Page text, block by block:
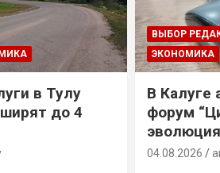
в Тулу
до 4
ВЫБОР
ЭКОНОМИКА
В Калуге
форум
04.08.2026